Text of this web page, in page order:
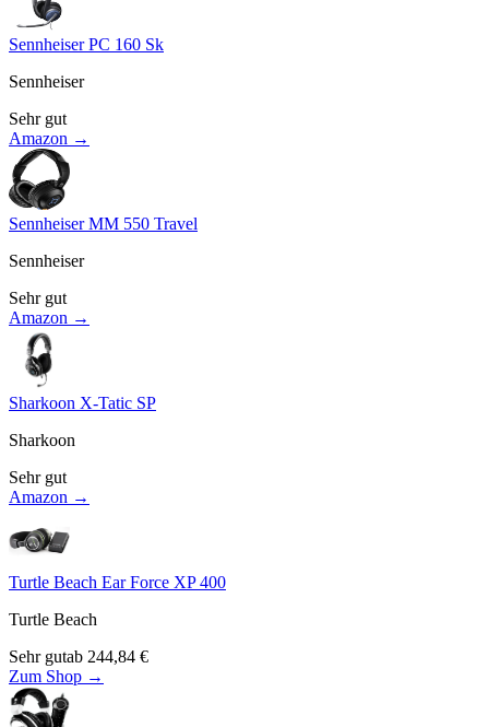
Sennheiser PC 160 Sk
Sennheiser
Sehr gut
Amazon →
Sennheiser MM 550 Travel
Sennheiser
Sehr gut
Amazon →
Sharkoon X-Tatic SP
Sharkoon
Sehr gut
Amazon →
Turtle Beach Ear Force XP 400
Turtle Beach
Sehr gutab 244,84 €
Zum Shop →